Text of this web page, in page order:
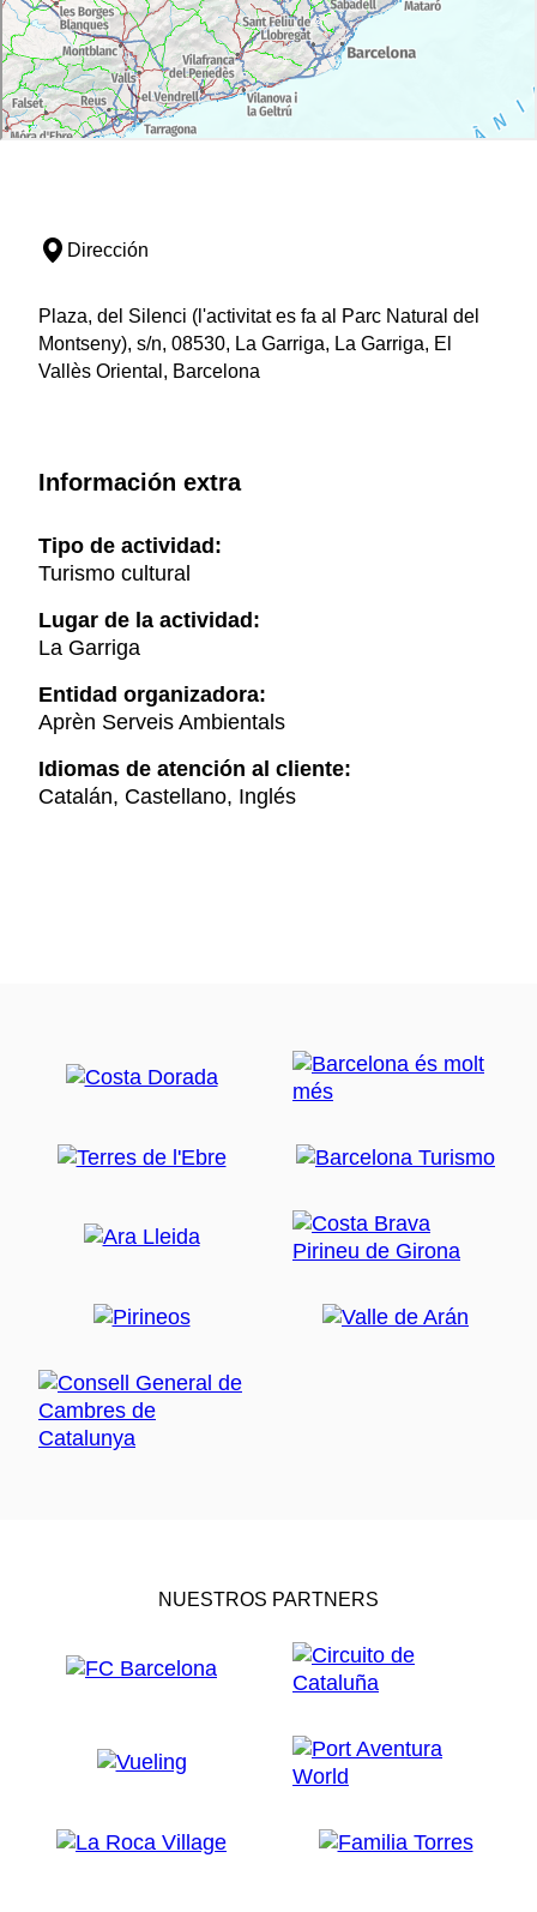
Dirección
Plaza, del Silenci (l'activitat es fa al Parc Natural del
Montseny), s/n, 08530, La Garriga, La Garriga, El
Vallès Oriental, Barcelona
Información extra
Tipo de actividad:
Turismo cultural
Lugar de la actividad:
La Garriga
Entidad organizadora:
Aprèn Serveis Ambientals
Idiomas de atención al cliente:
Catalán, Castellano, Inglés
NUESTROS PARTNERS